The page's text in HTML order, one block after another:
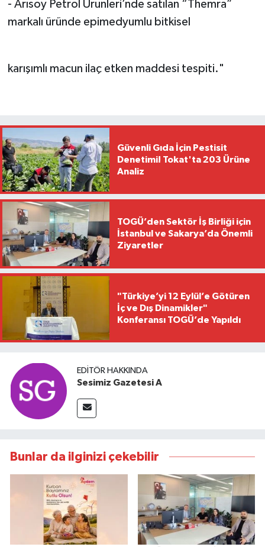
- Arısoy Petrol Ürunleri’nde satılan “Themra”
markalı üründe epimedyumlu bitkisel
karışımlı macun ilaç etken maddesi tespiti."
Güvenli Gıda İçin Pestisit
Denetimi! Tokat'ta 203 Ürüne
Analiz
TOGÜ’den Sektör İş Birliği için
İstanbul ve Sakarya’da Önemli
Ziyaretler
"Türkiye’yi 12 Eylül’e Götüren
İç ve Dış Dinamikler"
Konferansı TOGÜ’de Yapıldı
EDITÖR HAKKINDA
Sesimiz Gazetesi A
Bunlar da ilginizi çekebilir